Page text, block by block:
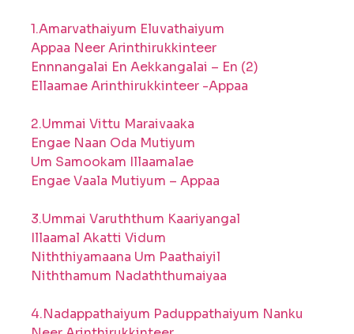
1.Amarvathaiyum Eluvathaiyum
Appaa Neer Arinthirukkinteer
Ennnangalai En Aekkangalai – En (2)
Ellaamae Arinthirukkinteer -Appaa
2.Ummai Vittu Maraivaaka
Engae Naan Oda Mutiyum
Um Samookam Illaamalae
Engae Vaala Mutiyum – Appaa
3.Ummai Varuththum Kaariyangal
Illaamal Akatti Vidum
Niththiyamaana Um Paathaiyil
Niththamum Nadaththumaiyaa
4.Nadappathaiyum Paduppathaiyum Nanku